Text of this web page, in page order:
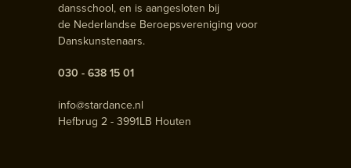
dansschool, en is aangesloten bij
de Nederlandse Beroepsvereniging voor
Danskunstenaars.
030 - 638 15 01
info@stardance.nl
Hefbrug 2 - 3991LB Houten